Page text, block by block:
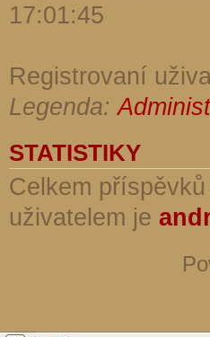
17:01:45
Registrovaní
Legenda:
STATISTIKY
Celkem příspěvků
uživatelem je